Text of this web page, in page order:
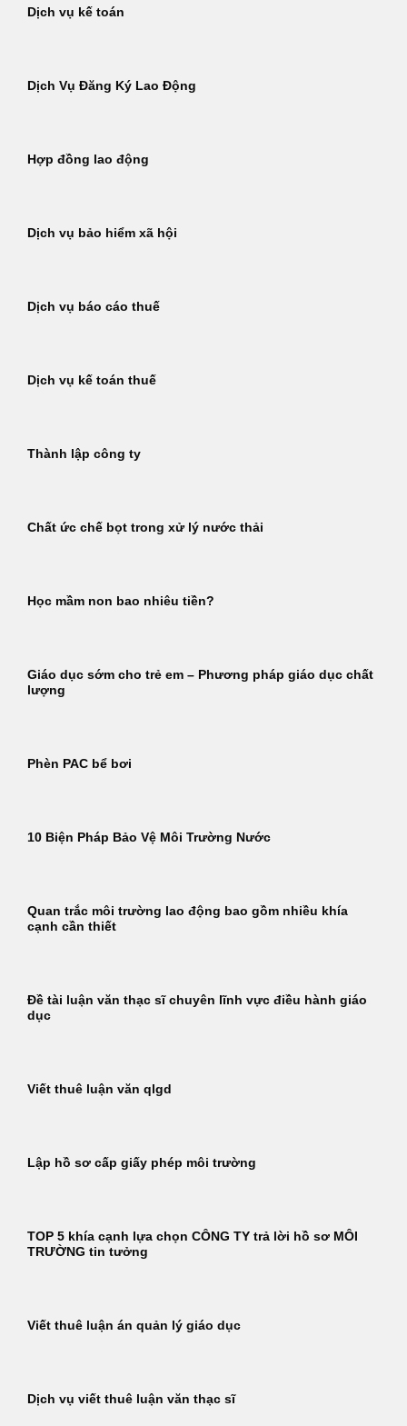
Dịch vụ kế toán
Dịch Vụ Đăng Ký Lao Động
Hợp đồng lao động
Dịch vụ bảo hiểm xã hội
Dịch vụ báo cáo thuế
Dịch vụ kế toán thuế
Thành lập công ty
Chất ức chế bọt trong xử lý nước thải
Học mầm non bao nhiêu tiền?
Giáo dục sớm cho trẻ em – Phương pháp giáo dục chất
lượng
Phèn PAC bể bơi
10 Biện Pháp Bảo Vệ Môi Trường Nước
Quan trắc môi trường lao động bao gồm nhiều khía
cạnh cần thiết
Đề tài luận văn thạc sĩ chuyên lĩnh vực điều hành giáo
dục
Viết thuê luận văn qlgd
Lập hồ sơ cấp giấy phép môi trường
TOP 5 khía cạnh lựa chọn CÔNG TY trả lời hồ sơ MÔI
TRƯỜNG tin tưởng
Viết thuê luận án quản lý giáo dục
Dịch vụ viết thuê luận văn thạc sĩ